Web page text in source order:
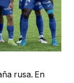
rusa. En